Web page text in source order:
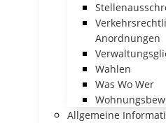
Anordnungen
Wahlen
Was Wo Wer
Allgemeine